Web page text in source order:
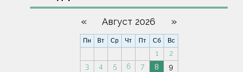
« Август 2026 »
Пн Вт Ср Чт Пт Сб Вс
1
2
3
4 5 6 7 8
9